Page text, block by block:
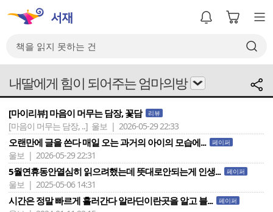
내딸에게 힘이 되어주는 엄마의방
[마이리뷰] 마음이 머무는 담장, 꽃담 리뷰
[마음이 머무는 담장, ..] 울보 | 2026-05-29 22:33
오랜만에 글을 쓴다 매일 오는 과거의 아이의 모습에... 페이퍼
울보 | 2026-05-29 22:31
5월연휴동안열심히 읽으려했는데 뜻대로안되는게 인생... 페이퍼
울보 | 2025-05-06 14:31
시간은 정말 빠르게 흘러간다 알라딘이란곳을 알고 블... 페이퍼